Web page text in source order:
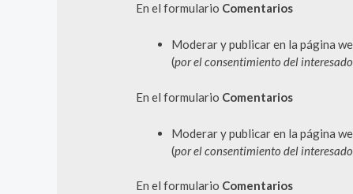
En el formulario Comentarios
Moderar y publicar en la página
(por el consentimiento del
En el formulario Comentarios
Moderar y publicar en la página
(por el consentimiento del
En el formulario Comentarios